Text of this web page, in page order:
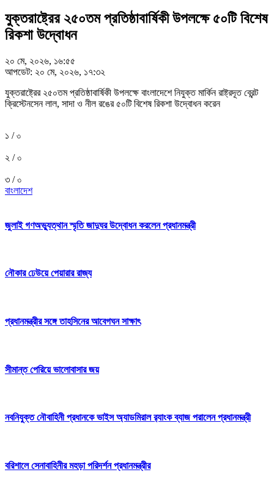
যুক্তরাষ্ট্রের ২৫০তম প্রতিষ্ঠাবার্ষিকী উপলক্ষে ৫০টি বিশেষ
রিকশা উদ্বোধন
২০ মে, ২০২৬, ১৬:৫৫
আপডেট: ২০ মে, ২০২৬, ১৭:৩২
যুক্তরাষ্ট্রের ২৫০তম প্রতিষ্ঠাবার্ষিকী উপলক্ষে বাংলাদেশে নিযুক্ত মার্কিন রাষ্ট্রদূত ব্রেন্ট
ক্রিস্টেনসেন লাল, সাদা ও নীল রঙের ৫০টি বিশেষ রিকশা উদ্বোধন করেন
১ / ৩
২ / ৩
৩ / ৩
বাংলাদেশ
জুলাই গণঅভ্যুত্থান স্মৃতি জাদুঘর উদ্বোধন করলেন প্রধানমন্ত্রী
নৌকার ঢেউয়ে পেয়ারার রাজ্য
প্রধানমন্ত্রীর সঙ্গে তাহসিনের আবেগঘন সাক্ষাৎ
সীমান্ত পেরিয়ে ভালোবাসার জয়
নবনিযুক্ত নৌবাহিনী প্রধানকে ভাইস অ্যাডমিরাল র‍্যাংক ব্যাজ পরালেন প্রধানমন্ত্রী
বরিশালে সেনাবাহিনীর মহড়া পরিদর্শন প্রধানমন্ত্রীর